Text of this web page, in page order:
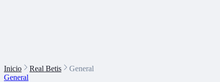
Inicio Real Betis
General
General